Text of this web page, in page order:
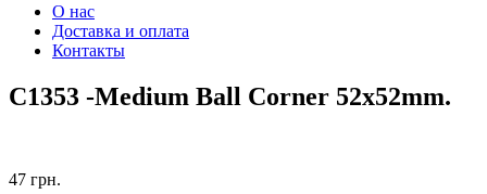
О нас
Доставка и оплата
Контакты
C1353 -Medium Ball Corner 52x52mm.
47 грн.